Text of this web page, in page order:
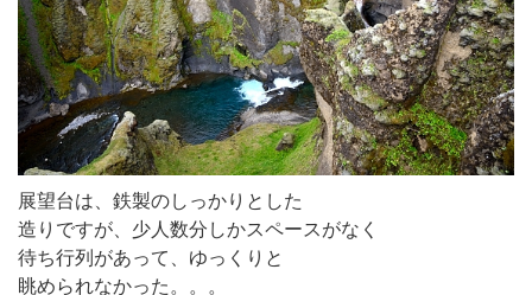
展望台は、鉄製のしっかりとした
造りですが、少人数分しかスペースがなく
待ち行列があって、ゆっくりと
眺められなかった。。。